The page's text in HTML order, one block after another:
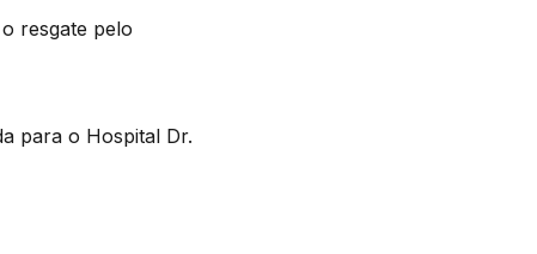
resgate pelo
para o Hospital Dr.